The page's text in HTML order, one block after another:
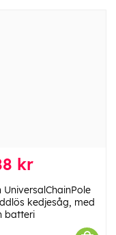
kr
UniversalChainPole
kedjesåg, med
batteri